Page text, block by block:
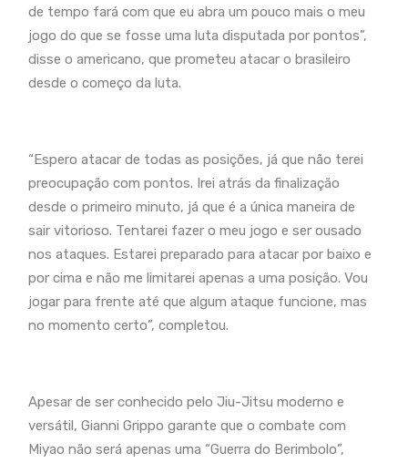
de tempo fará com que eu abra um pouco mais o meu
jogo do que se fosse uma luta disputada por pontos”,
disse o americano, que prometeu atacar o brasileiro
desde o começo da luta.
“Espero atacar de todas as posições, já que não terei
preocupação com pontos. Irei atrás da finalização
desde o primeiro minuto, já que é a única maneira de
sair vitorioso. Tentarei fazer o meu jogo e ser ousado
nos ataques. Estarei preparado para atacar por baixo e
por cima e não me limitarei apenas a uma posição. Vou
jogar para frente até que algum ataque funcione, mas
no momento certo”, completou.
Apesar de ser conhecido pelo Jiu-Jitsu moderno e
versátil, Gianni Grippo garante que o combate com
Miyao não será apenas uma “Guerra do Berimbolo”,